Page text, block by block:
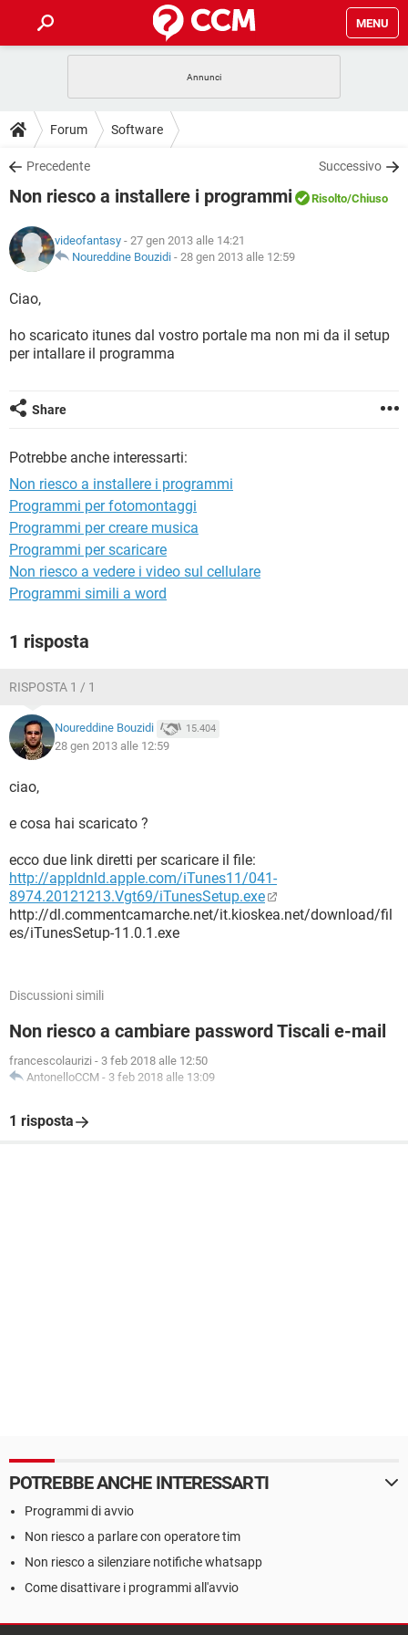
MENU
INTRATTENIMENTO
iOS
INSTAGRAM WHATSAPP
TIKTOK
HARDWARE
GUIDE
COVID-19
INSTAGRAM WHATSAPP
TIKTOK
HARDWARE
DOWNLOAD
COVID-19 GAMING
INTRATTENIMENTO
iOS WINDOWS 10
INSTAGRAM
HARDWARE
COVID-19 GAMING
INTRATTENIMENTO
iOS
INSTAGRAM WHATSAPP
HARDWARE
GLOSSARIO
COVID-19
iOS
TIKTOK
Forum Software
Precedente Successivo
Non riesco a installere i programmi Risolto/Chiuso
videofantasy - 27 gen 2013 alle 14:21
Noureddine Bouzidi - 28 gen 2013 alle 12:59
Ciao,
ho scaricato itunes dal vostro portale ma non mi da il setup
per intallare il programma
Share
Potrebbe anche interessarti:
Non riesco a installere i programmi
Programmi per fotomontaggi
Programmi per creare musica
Programmi per scaricare
Non riesco a vedere i video sul cellulare
Programmi simili a word
1 risposta
RISPOSTA 1 / 1
Noureddine Bouzidi 15.404
28 gen 2013 alle 12:59
ciao,
e cosa hai scaricato ?
ecco due link diretti per scaricare il file:
http://appldnld.apple.com/iTunes11/041-
8974.20121213.Vgt69/iTunesSetup.exe
http://dl.commentcamarche.net/it.kioskea.net/download/fil
es/iTunesSetup-11.0.1.exe
Discussioni simili
Non riesco a cambiare password Tiscali e-mail
francescolaurizi - 3 feb 2018 alle 12:50
AntonelloCCM - 3 feb 2018 alle 13:09
1 risposta
POTREBBE ANCHE INTERESSARTI
Programmi di avvio
Non riesco a parlare con operatore tim
Non riesco a silenziare notifiche whatsapp
Come disattivare i programmi all'avvio